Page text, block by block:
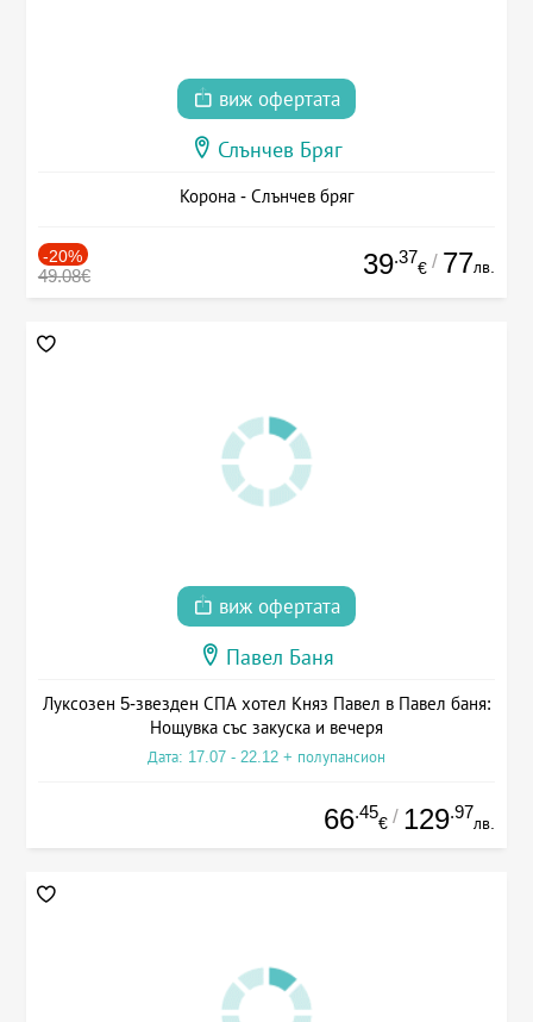
виж офертата
Слънчев Бряг
Корона - Слънчев бряг
-20%
49.08€ 39.37
€ / 77лв.
виж офертата
Павел Баня
Луксозен 5-звезден СПА хотел Княз Павел в Павел баня:
Нощувка със закуска и вечеря
Дата: 17.07 - 22.12 + полупансион
66.45
€ / 129.97
лв.